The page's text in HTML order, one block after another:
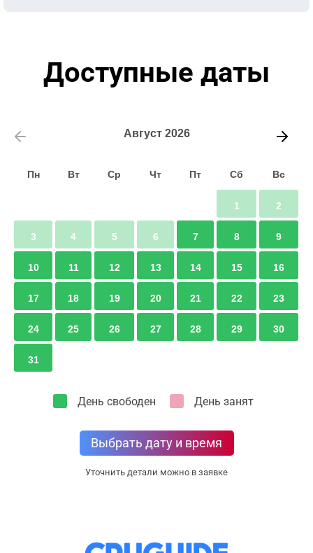
Доступные даты
Август 2026
Пн Вт Ср Чт Пт Сб Вс
1 2
3 4 5 6 7 8 9
10 11 12 13 14 15 16
17 18 19 20 21 22 23
24 25 26 27 28 29 30
31
День свободен День занят
Выбрать дату и время
Уточнить детали можно в заявке